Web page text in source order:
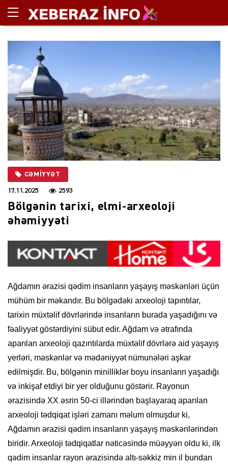
CƏMIYYƏT
17.11.2025 2593
Bölgənin tarixi, elmi-arxeoloji
əhəmiyyəti
Ağdamın ərazisi qədim insanların yaşayış məskənləri üçün
mühüm bir məkandır. Bu bölgədəki arxeoloji tapıntılar,
tarixin müxtəlif dövrlərində insanların burada yaşadığını və
fəaliyyət göstərdiyini sübut edir. Ağdam və ətrafında
aparılan arxeoloji qazıntılarda müxtəlif dövrlərə aid yaşayış
yerləri, məskənlər və mədəniyyət nümunələri aşkar
edilmişdir. Bu, bölgənin minilliklər boyu insanların yaşadığı
və inkişaf etdiyi bir yer olduğunu göstərir. Rayonun
ərazisində XX əsrin 50-ci illərindən başlayaraq aparılan
arxeoloji tədqiqat işləri zamanı məlum olmuşdur ki,
Ağdamın ərazisi qədim insanların yaşayış məskənlərindən
biridir. Arxeoloji tədqiqatlar nəticəsində müəyyən oldu ki, ilk
qədim insanlar rayon ərazisində altı-səkkiz min il bundan